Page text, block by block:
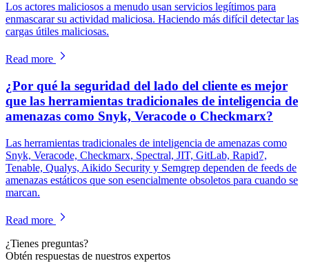
Los actores maliciosos a menudo usan servicios legítimos para
enmascarar su actividad maliciosa. Haciendo más difícil detectar las
cargas útiles maliciosas.
Read more
¿Por qué la seguridad del lado del cliente es mejor
que las herramientas tradicionales de inteligencia de
amenazas como Snyk, Veracode o Checkmarx?
Las herramientas tradicionales de inteligencia de amenazas como
Snyk, Veracode, Checkmarx, Spectral, JIT, GitLab, Rapid7,
Tenable, Qualys, Aikido Security y Semgrep dependen de feeds de
amenazas estáticos que son esencialmente obsoletos para cuando se
marcan.
Read more
¿Tienes preguntas?
Obtén respuestas de nuestros expertos